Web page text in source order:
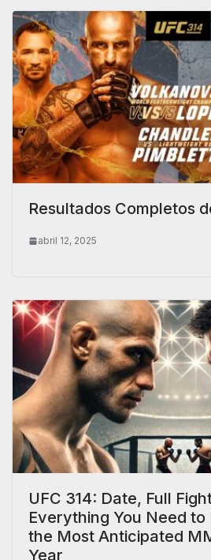
Resultados Completos
abril 12, 2025
UFC 314: Date, Full
Everything You Need
the Most Anticipated
Year